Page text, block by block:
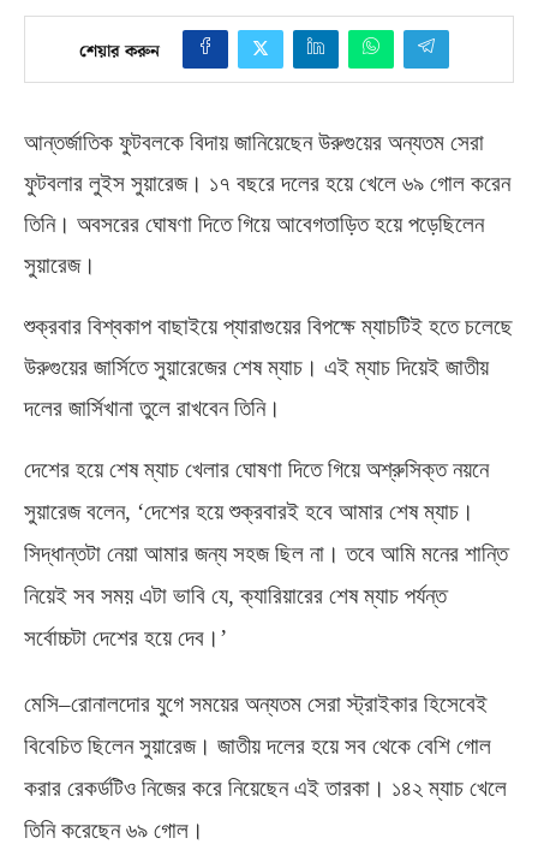
শেয়ার করুন
আন্তর্জাতিক ফুটবলকে বিদায় জানিয়েছেন উরুগুয়ের অন্যতম সেরা
ফুটবলার লুইস সুয়ারেজ। ১৭ বছরে দলের হয়ে খেলে ৬৯ গোল করেন
তিনি। অবসরের ঘোষণা দিতে গিয়ে আবেগতাড়িত হয়ে পড়েছিলেন
সুয়ারেজ।
শুক্রবার বিশ্বকাপ বাছাইয়ে প্যারাগুয়ের বিপক্ষে ম্যাচটিই হতে চলেছে
উরুগুয়ের জার্সিতে সুয়ারেজের শেষ ম্যাচ। এই ম্যাচ দিয়েই জাতীয়
দলের জার্সিখানা তুলে রাখবেন তিনি।
দেশের হয়ে শেষ ম্যাচ খেলার ঘোষণা দিতে গিয়ে অশ্রুসিক্ত নয়নে
সুয়ারেজ বলেন, ‘দেশের হয়ে শুক্রবারই হবে আমার শেষ ম্যাচ।
সিদ্ধান্তটা নেয়া আমার জন্য সহজ ছিল না। তবে আমি মনের শান্তি
নিয়েই সব সময় এটা ভাবি যে,ক্যারিয়ারের শেষ ম্যাচ পর্যন্ত
সর্বোচ্চটা দেশের হয়ে দেব।’
মেসি–রোনালদোর যুগে সময়ের অন্যতম সেরা স্ট্রাইকার হিসেবেই
বিবেচিত ছিলেন সুয়ারেজ। জাতীয় দলের হয়ে সব থেকে বেশি গোল
করার রেকর্ডটিও নিজের করে নিয়েছেন এই তারকা। ১৪২ ম্যাচ খেলে
তিনি করেছেন ৬৯ গোল।